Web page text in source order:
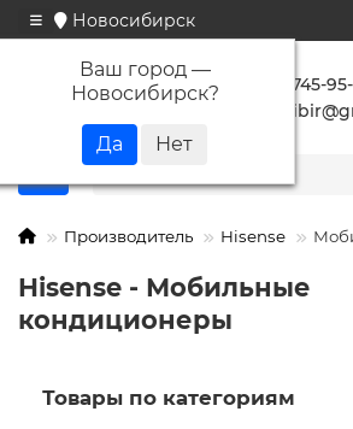
Новосибирск
Ваш город —
Новосибирск?
+7 923 745-
Производитель Hisense
Hisense - Мобильные
кондиционеры
Товары по категориям